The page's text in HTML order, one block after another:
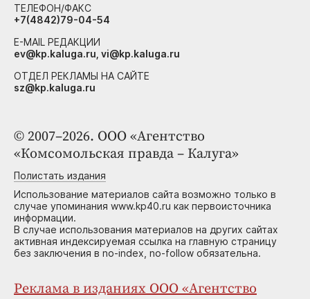
© 2007–2026. ООО «Агентство
«Комсомольская правда – Калуга»
Полистать издания
Использование материалов сайта возможно только в
случае упоминания www.kp40.ru как первоисточника
информации.
В случае использования материалов на других сайтах
активная индексируемая ссылка на главную страницу
без заключения в no-index, no-follow обязательна.
Реклама в изданиях ООО «Агентство
ТЕЛЕФОН/ФАКС
+7(4842)79-04-54
E-MAIL РЕДАКЦИИ
ev@kp.kaluga.ru, vi@kp.kaluga.ru
ОТДЕЛ РЕКЛАМЫ НА САЙТЕ
sz@kp.kaluga.ru